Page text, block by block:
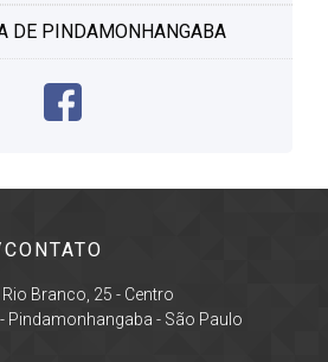
DE PINDAMONHANGABA
Branco, 25 - Centro
Pindamonhangaba - São Paulo